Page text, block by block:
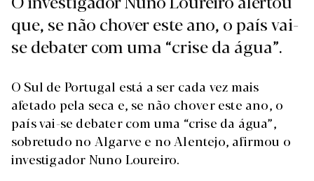
que, se não chover este ano, o país vai-
se debater com uma “crise da água”.
O Sul de Portugal está a ser cada vez mais
afetado pela seca e, se não chover este ano, o
país vai-se debater com uma “crise da água”,
sobretudo no Algarve e no Alentejo, afirmou o
investigador Nuno Loureiro.